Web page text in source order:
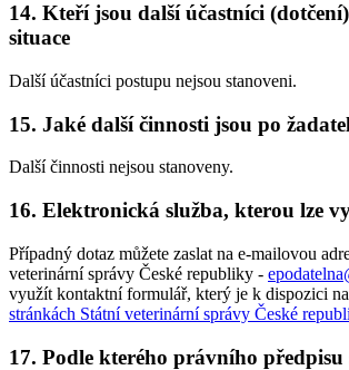
14. Kteří jsou další účastníci
situace
Další účastníci postupu nejsou stanoveni.
15. Jaké další činnosti jsou po
Další činnosti nejsou stanoveny.
16. Elektronická služba, kterou lze
Případný dotaz můžete zaslat na e-mailovou
veterinární správy České republiky -
využít kontaktní formulář, který je k dispozici na
stránkách Státní veterinární správy České
17. Podle kterého právního předpisu